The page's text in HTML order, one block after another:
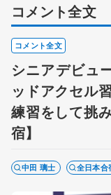
コメント全文
コメント全文
シニアデビュ
ッドアクセル
練習をして挑
宿】
中田 璃士 全日本合